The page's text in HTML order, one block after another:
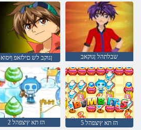
ןגוקב לש םילזאפ ףסוא שבלתהל ןגוקאב
2 הז תא ץיצפהל 5 הז תא ץיצפהל